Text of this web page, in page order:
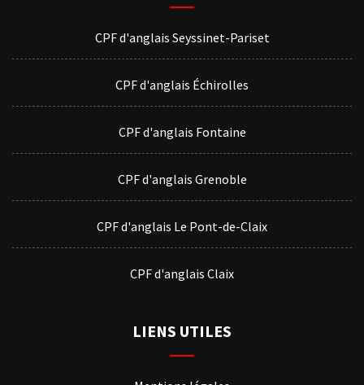
CPF d'anglais Seyssinet-Pariset
CPF d'anglais Échirolles
CPF d'anglais Fontaine
CPF d'anglais Grenoble
CPF d'anglais Le Pont-de-Claix
CPF d'anglais Claix
LIENS UTILES